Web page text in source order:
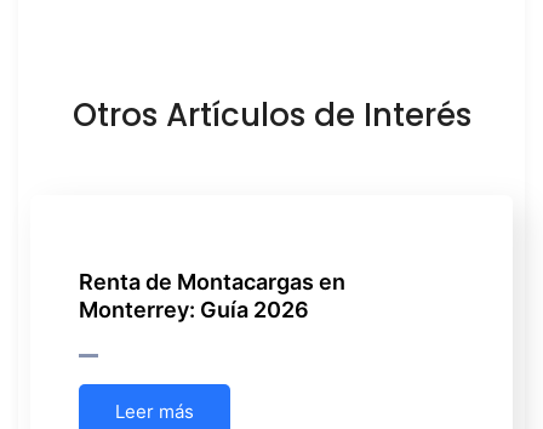
Otros Artículos de Interés
Renta de Montacargas en
Monterrey: Guía 2026
Leer más